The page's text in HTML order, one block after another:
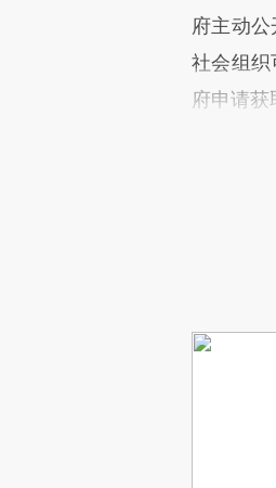
府主动
社会组
府申请获